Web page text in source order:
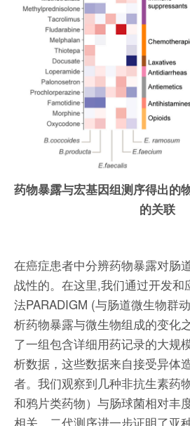
药物暴露与宏基因组测序得出的
的关联
在癌症患者中分辨药物暴露对肠
战性的。在这里,我们通过开发和
法PARADIGM (与肠道微生物群
析药物暴露与微生物组成的变化
了一组包含详细用药记录的大规
析数据，这些数据来自接受异体
者。我们观察到几种非抗生素药
和鸦片类药物）与肠球菌相对丰
相关。二代测序进一步证明了亚